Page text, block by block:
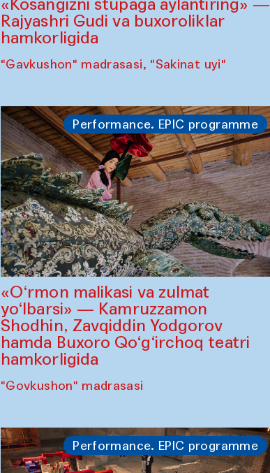
Rajyashri Gudi va buxoroliklar
hamkorligida
"Gavkushon" madrasasi, "Sakinat uyi"
Performance. EPIC programme
«O‘rmon malikasi va zulmat
yo‘lbarsi» — Kamruzzamon
Shodhin, Zavqiddin Yodgorov
hamda Buxoro Qo‘g‘irchoq teatri
hamkorligida
"Govkushon" madrasasi
Performance. EPIC programme